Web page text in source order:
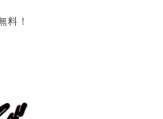
料！